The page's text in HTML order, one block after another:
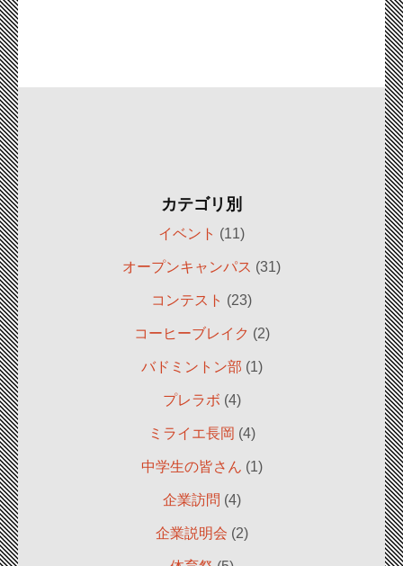
カテゴリ別
イベント (11)
オープンキャンパス (31)
コンテスト (23)
コーヒーブレイク (2)
バドミントン部 (1)
プレラボ (4)
ミライエ長岡 (4)
中学生の皆さん (1)
企業訪問 (4)
企業説明会 (2)